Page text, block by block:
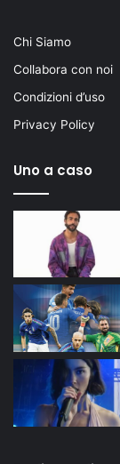
Chi Siamo
Collabora con noi
Condizioni d’uso
Privacy Policy
Uno a caso